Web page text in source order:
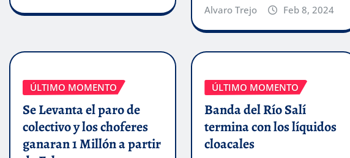
Alvaro Trejo Feb 8, 2024
ÚLTIMO MOMENTO
Se Levanta el paro de
colectivo y los choferes
ganaran 1 Millón a partir
ÚLTIMO MOMENTO
Banda del Río Salí
termina con los líquidos
cloacales